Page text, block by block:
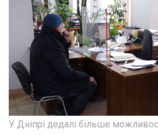
У Дніпрі дедалі більше